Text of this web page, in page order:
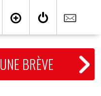
UNE BRÈVE